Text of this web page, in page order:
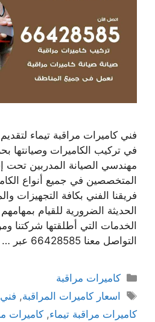
فني كاميرات مراقبة تيماء
في تركيب الكاميرات وصيانتها
مهندسي الصيانة المدربين تحت
المتخصصين في جميع أنواع
فريقنا الفني بكافة التجهيزات
الحديثة الضرورية للقيام
الخدمات التي أطلقتها شركتنا
التواصل معنا 66428585 عبر …
كاميرات مراقبة
اسعار كاميرات المراقبة,
كاميرات مراقبة تيماء, كاميرات